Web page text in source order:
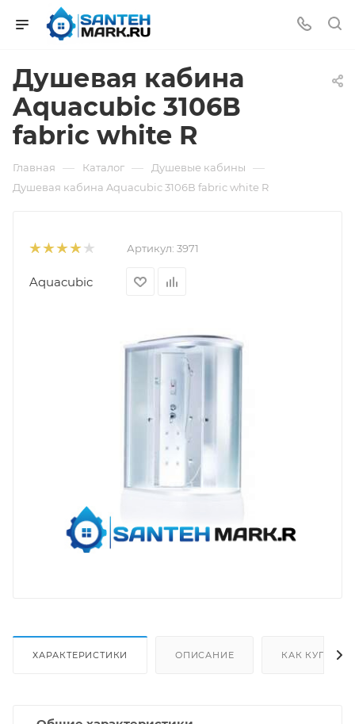
Душевая кабина
Aquacubic 3106В
fabric white R
Главная — Каталог — Душевые кабины —
Душевая кабина Aquacubic 3106В fabric white R
Артикул: 3971
Aquacubic
ХАРАКТЕРИСТИКИ ОПИСАНИЕ КАК КУПИТЬ